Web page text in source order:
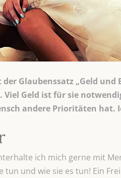
Glaubenssatz „Geld
Geld ist für sie
andere Prioritäten hat.
ich mich gerne mit
tun und wie sie es tun! Ein